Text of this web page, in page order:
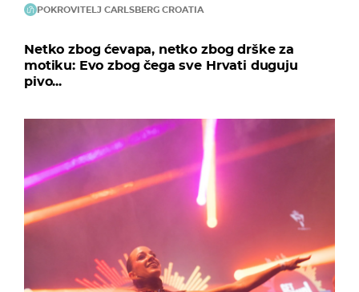
POKROVITELJ CARLSBERG CROATIA
Netko zbog ćevapa, netko zbog drške za
motiku: Evo zbog čega sve Hrvati duguju
pivo...